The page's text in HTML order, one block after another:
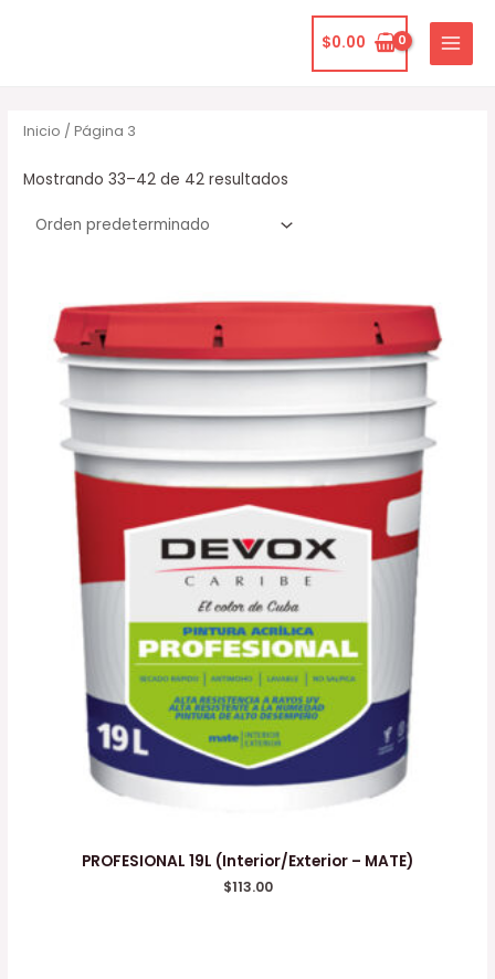
$0.00
MAIN
MENU
Inicio / Página 3
Mostrando 33–42 de 42 resultados
PROFESIONAL 19L (Interior/Exterior – MATE)
$113.00